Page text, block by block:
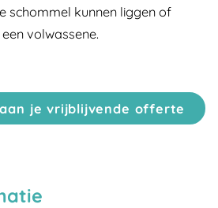
schommel kunnen liggen of
volwassene.
je vrijblijvende offerte